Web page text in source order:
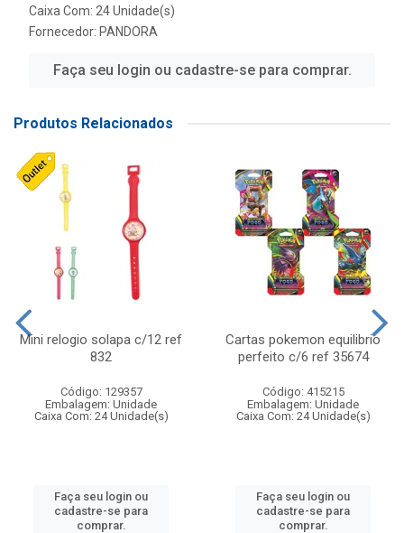
Caixa Com: 24 Unidade(s)
Fornecedor: PANDORA
Faça seu login ou cadastre-se para comprar.
Produtos Relacionados
Mini relogio solapa c/12 ref
832
Código: 129357
Embalagem: Unidade
Caixa Com: 24 Unidade(s)
Faça seu login ou
cadastre-se para
comprar.
Cartas pokemon equilibrio
perfeito c/6 ref 35674
Código: 415215
Embalagem: Unidade
Caixa Com: 24 Unidade(s)
Faça seu login ou
cadastre-se para
comprar.